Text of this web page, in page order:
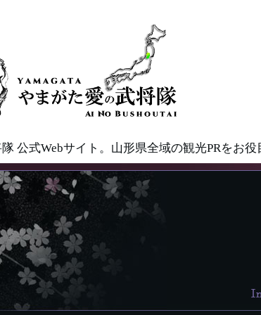
公式Webサイト。山形県全域の観光PRをお役